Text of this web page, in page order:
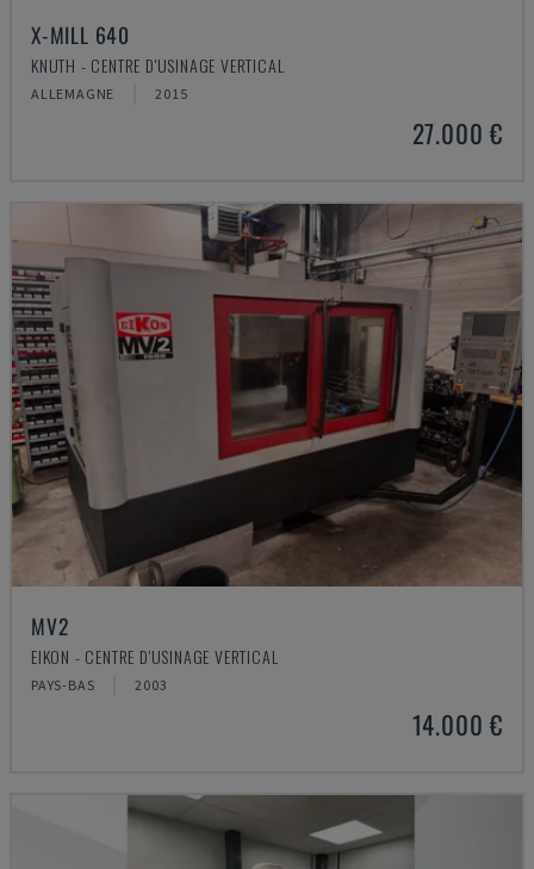
X-MILL 640
KNUTH - CENTRE D'USINAGE VERTICAL
ALLEMAGNE 2015
27.000 €
MV2
EIKON - CENTRE D'USINAGE VERTICAL
PAYS-BAS 2003
14.000 €